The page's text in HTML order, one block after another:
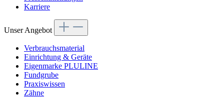
Karriere
Unser Angebot
Verbrauchsmaterial
Einrichtung & Geräte
Eigenmarke PLULINE
Fundgrube
Praxiswissen
Zähne